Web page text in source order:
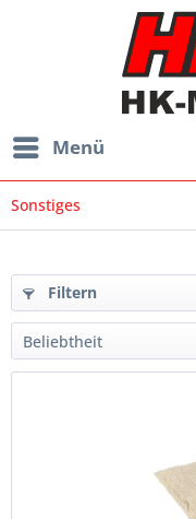
Menü
Sonstiges
Filtern